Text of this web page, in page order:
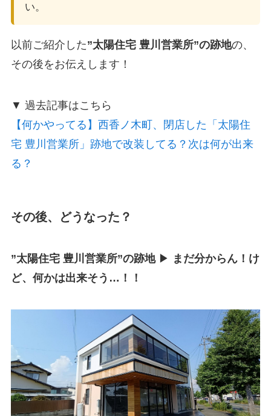
い。
以前ご紹介した”太陽住宅 豊川営業所”の跡地の、
その後をお伝えします！
▼ 過去記事はこちら
【何かやってる】西香ノ木町、閉店した「太陽住
宅 豊川営業所」跡地で改装してる？次は何が出来
る？
その後、どうなった？
”太陽住宅 豊川営業所”の跡地▶ まだ分からん！け
ど、何かは出来そう…！！